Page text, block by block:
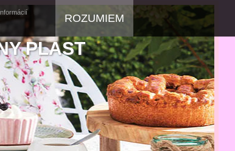
PLAST
ROZUMIEM